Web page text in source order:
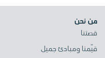
من نحن
قصتنا
قيّمنا ومبادئ جميل